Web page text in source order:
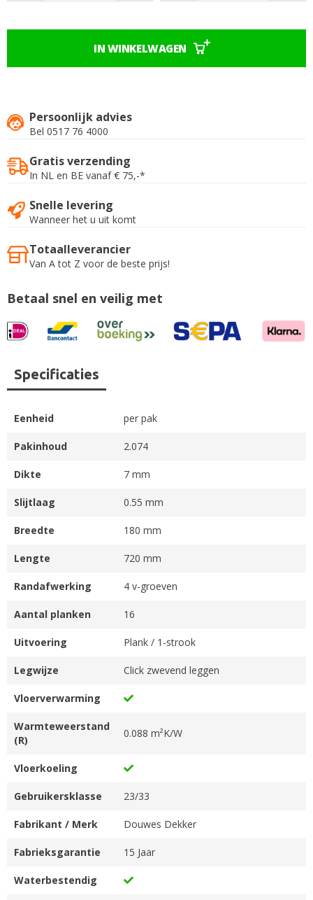
IN WINKELWAGEN
Persoonlijk advies
Bel 0517 76 4000
Gratis verzending
In NL en BE vanaf € 75,-*
Snelle levering
Wanneer het u uit komt
Totaalleverancier
Van A tot Z voor de beste prijs!
Betaal snel en veilig met
Specificaties
Eenheid per pak
Pakinhoud 2.074
Dikte 7 mm
Slijtlaag 0.55 mm
Breedte 180 mm
Lengte 720 mm
Randafwerking 4 v-groeven
Aantal planken 16
Uitvoering Plank / 1-strook
Legwijze Click zwevend leggen
Vloerverwarming
Warmteweerstand
(R)
0.088 m²K/W
Vloerkoeling
Gebruikersklasse 23/33
Fabrikant / Merk Douwes Dekker
Fabrieksgarantie 15 Jaar
Waterbestendig